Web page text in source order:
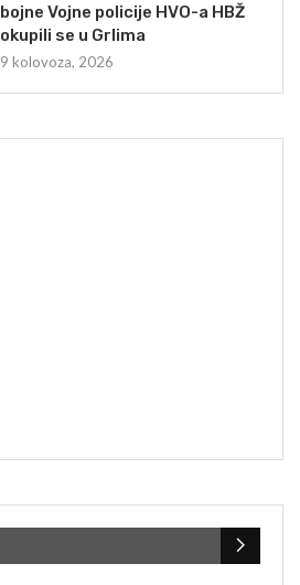
bojne Vojne policije HVO-a HBŽ
okupili se u Grlima
9 kolovoza, 2026